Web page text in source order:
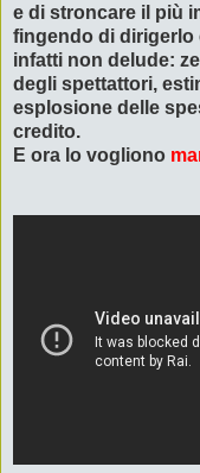
e di stroncare il più
fingendo di dirigerlo
infatti non delude:
degli spettattori,
esplosione delle
credito.
E ora lo vogliono